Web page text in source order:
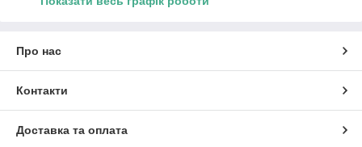
Про нас
Контакти
Доставка та оплата